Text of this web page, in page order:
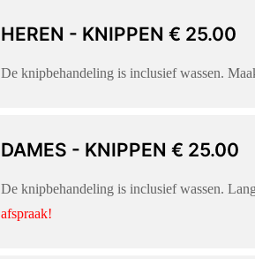
HEREN - KNIPPEN € 25.00
De knipbehandeling is inclusief wassen.
DAMES - KNIPPEN € 25.00
De knipbehandeling is inclusief wassen.
afspraak!